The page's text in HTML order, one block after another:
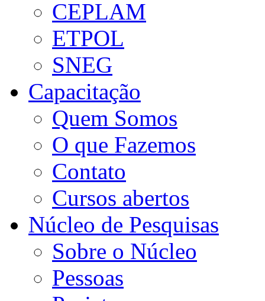
CEPLAM
ETPOL
SNEG
Capacitação
Quem Somos
O que Fazemos
Contato
Cursos abertos
Núcleo de Pesquisas
Sobre o Núcleo
Pessoas